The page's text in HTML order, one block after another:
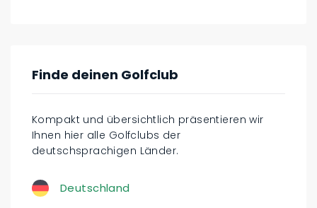
Finde deinen Golfclub
Kompakt und übersichtlich präsentieren wir
Ihnen hier alle Golfclubs der
deutschsprachigen Länder.
Deutschland